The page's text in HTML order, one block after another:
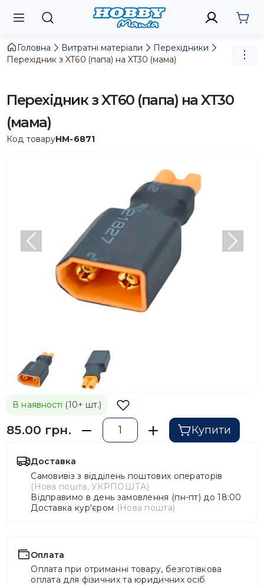
Головна Витратні матеріали
Перехідники
Перехідник з XT60 (папа) на XT30 (мама)
Перехідник з XT60 (папа) на XT30
(мама)
Код товаруHM-6871
Попередній
В наявності (10+ шт.)
85.00 грн. Купити
Доставка
Самовивіз з відділень поштових операторів
(Нова пошта, УКРПОШТА)
Відправимо в день замовлення (пн-пт) до 18:00
Доставка кур'єром (Нова пошта)
Оплата
Оплата при отриманні товару, безготівкова
оплата для фізичних та юридичних осіб